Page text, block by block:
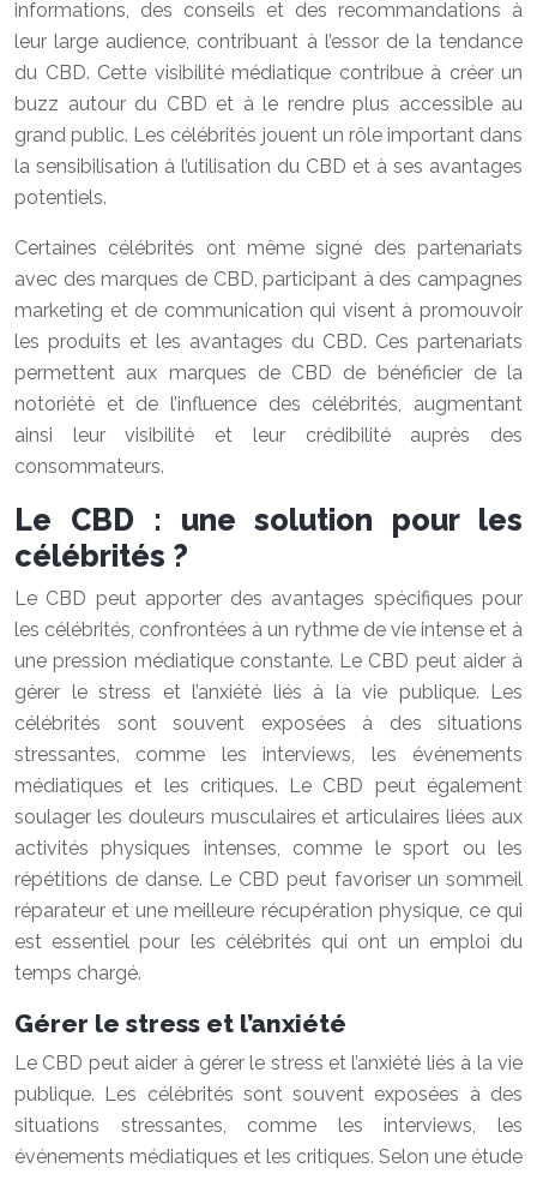
informations, des conseils et des recommandations à
leur large audience, contribuant à l’essor de la tendance
du CBD. Cette visibilité médiatique contribue à créer un
buzz autour du CBD et à le rendre plus accessible au
grand public. Les célébrités jouent un rôle important dans
la sensibilisation à l’utilisation du CBD et à ses avantages
potentiels.
Certaines célébrités ont même signé des partenariats
avec des marques de CBD, participant à des campagnes
marketing et de communication qui visent à promouvoir
les produits et les avantages du CBD. Ces partenariats
permettent aux marques de CBD de bénéficier de la
notoriété et de l’influence des célébrités, augmentant
ainsi leur visibilité et leur crédibilité auprès des
consommateurs.
Le CBD : une solution pour les
célébrités ?
Le CBD peut apporter des avantages spécifiques pour
les célébrités, confrontées à un rythme de vie intense et à
une pression médiatique constante. Le CBD peut aider à
gérer le stress et l’anxiété liés à la vie publique. Les
célébrités sont souvent exposées à des situations
stressantes, comme les interviews, les événements
médiatiques et les critiques. Le CBD peut également
soulager les douleurs musculaires et articulaires liées aux
activités physiques intenses, comme le sport ou les
répétitions de danse. Le CBD peut favoriser un sommeil
réparateur et une meilleure récupération physique, ce qui
est essentiel pour les célébrités qui ont un emploi du
temps chargé.
Gérer le stress et l’anxiété
Le CBD peut aider à gérer le stress et l’anxiété liés à la vie
publique. Les célébrités sont souvent exposées à des
situations stressantes, comme les interviews, les
événements médiatiques et les critiques. Selon une étude